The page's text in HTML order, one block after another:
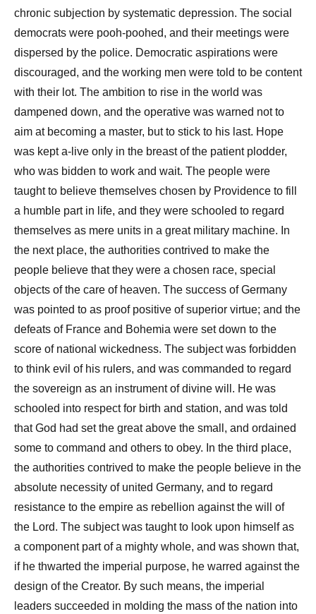
chronic subjection by systematic depression. The social
democrats were pooh-poohed, and their meetings were
dispersed by the police. Democratic aspirations were
discouraged, and the working men were told to be content
with their lot. The ambition to rise in the world was
dampened down, and the operative was warned not to
aim at becoming a master, but to stick to his last. Hope
was kept a-live only in the breast of the patient plodder,
who was bidden to work and wait. The people were
taught to believe themselves chosen by Providence to fill
a humble part in life, and they were schooled to regard
themselves as mere units in a great military machine. In
the next place, the authorities contrived to make the
people believe that they were a chosen race, special
objects of the care of heaven. The success of Germany
was pointed to as proof positive of superior virtue; and the
defeats of France and Bohemia were set down to the
score of national wickedness. The subject was forbidden
to think evil of his rulers, and was commanded to regard
the sovereign as an instrument of divine will. He was
schooled into respect for birth and station, and was told
that God had set the great above the small, and ordained
some to command and others to obey. In the third place,
the authorities contrived to make the people believe in the
absolute necessity of united Germany, and to regard
resistance to the empire as rebellion against the will of
the Lord. The subject was taught to look upon himself as
a component part of a mighty whole, and was shown that,
if he thwarted the imperial purpose, he warred against the
design of the Creator. By such means, the imperial
leaders succeeded in molding the mass of the nation into